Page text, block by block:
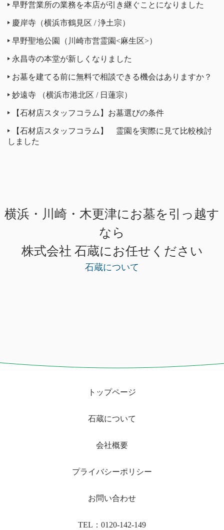
早野営業所の業務を本店が引き継ぐことになりました
慶岸寺（横浜市鶴見区 / 浄土宗）
早野聖地公園（川崎市営霊園<麻生区>）
永昌寺の本堂が新しくなりました
お墓を建てる前に無料で相談できる機会はありますか？
妙遠寺 （横浜市港北区 / 日蓮宗）
【石材店スタッフコラム】お墓選びの条件
【石材店スタッフコラム】 霊園を実際に見て比較検討
しました
横浜・川崎・木更津にお墓を引っ越す
なら
株式会社 石蔵にお任せください
石蔵について
トップページ
石蔵について
会社概要
プライバシーポリシー
お問い合わせ
TEL：0120-142-149